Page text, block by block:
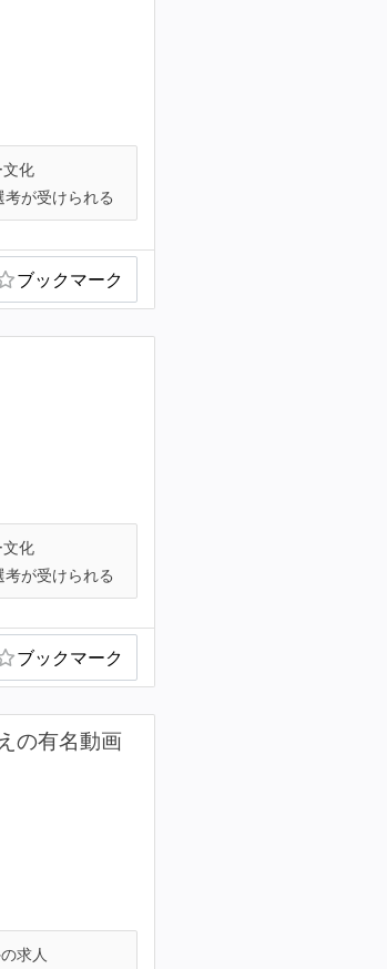
化
が受けられる
ブックマーク
化
が受けられる
ブックマーク
の有名動画
求人